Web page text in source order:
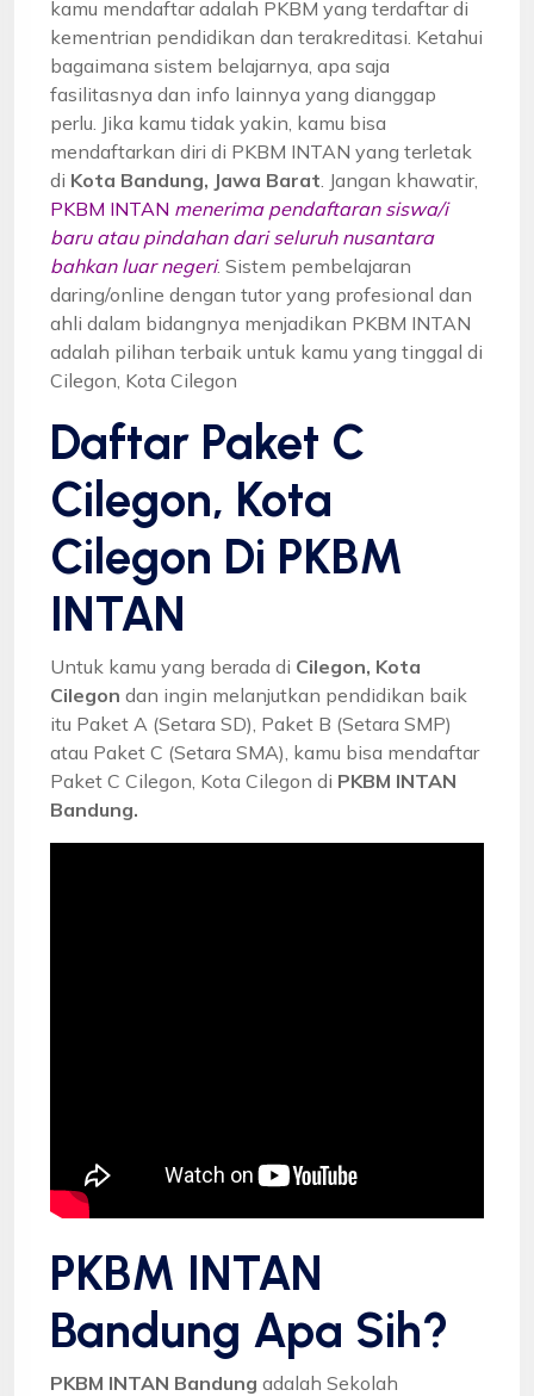
kamu mendaftar adalah PKBM yang terdaftar di
kementrian pendidikan dan terakreditasi. Ketahui
bagaimana sistem belajarnya, apa saja
fasilitasnya dan info lainnya yang dianggap
perlu. Jika kamu tidak yakin, kamu bisa
mendaftarkan diri di PKBM INTAN yang terletak
di Kota Bandung, Jawa Barat . Jangan khawatir,
PKBM INTAN menerima pendaftaran siswa/i
baru atau pindahan dari seluruh nusantara
bahkan luar negeri. Sistem pembelajaran
daring/online dengan tutor yang profesional dan
ahli dalam bidangnya menjadikan PKBM INTAN
adalah pilihan terbaik untuk kamu yang tinggal di
Cilegon, Kota Cilegon
Daftar Paket C
Cilegon, Kota
Cilegon Di PKBM
INTAN
Untuk kamu yang berada di Cilegon, Kota
Cilegon dan ingin melanjutkan pendidikan baik
itu Paket A (Setara SD), Paket B (Setara SMP)
atau Paket C (Setara SMA), kamu bisa mendaftar
Paket C Cilegon, Kota Cilegon di PKBM INTAN
Bandung.
PKBM INTAN
Bandung Apa Sih?
PKBM INTAN Bandung adalah Sekolah